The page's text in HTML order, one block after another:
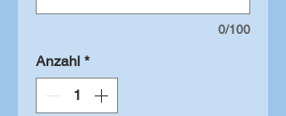
0/100
Anzahl *